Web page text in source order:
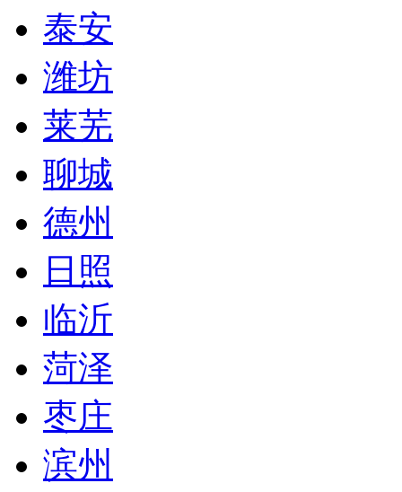
泰安
潍坊
莱芜
聊城
德州
日照
临沂
菏泽
枣庄
滨州